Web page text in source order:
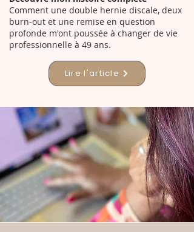
Comment une double hernie discale, deux
burn-out et une remise en question
profonde m'ont poussée à changer de vie
professionnelle à 49 ans.
Lire l'article